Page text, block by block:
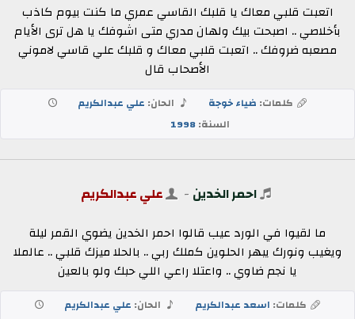
اتعبت قلبي معاك يا قلبك القاسي عمري ما كنت بيوم كاذب
بأخلاصي .. اصبحت بيك ولهان مدري متى اشوفك يا هل ترى الأيام
مصعبه ضروفك .. اتعبت قلبي معاك و قلبك علي قاسي لاموني
الأصحاب قال
كلمات: ضياء خوجة الحان: علي عبدالكريم
السنة:1998
احمر الخدين - علي عبدالكريم
ما لقيوا في الورد عيب قالوا احمر الخدين يضوي القمر ليلة
ويغيب ونورك يبهر الحلوين كملك ربي .. بالحلا ميزك قلبي .. عالملا
يا نجم ضاوي .. واعتلا راعي اللي حبك ولو بالعين
كلمات: اسعد عبدالكريم الحان: علي عبدالكريم